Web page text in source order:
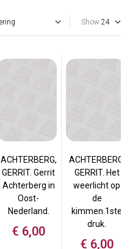
Show
ACHTERBERG,
GERRIT. Gerrit
Achterberg in
Oost-
Nederland.
€ 6,00
ACHTERBERG,
GERRIT. Het
weerlicht op
de
kimmen.1ste
druk.
€ 6,00